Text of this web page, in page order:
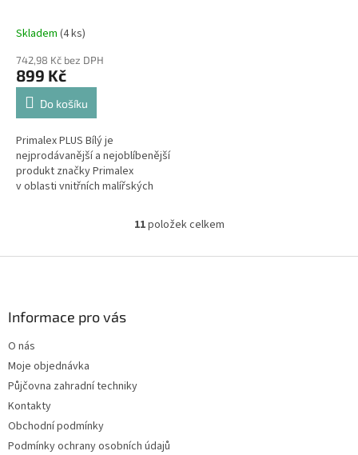
Skladem (4 ks)
742,98 Kč bez DPH
899 Kč
Do košíku
Primalex PLUS Bílý je
nejprodávanější a nejoblíbenější
produkt značky Primalex
v oblasti vnitřních malířských
O
l
11položek celkem
Informace pro vás
O nás
Moje objednávka
Půjčovna zahradní techniky
Kontakty
Obchodní podmínky
Podmínky ochrany osobních údajů